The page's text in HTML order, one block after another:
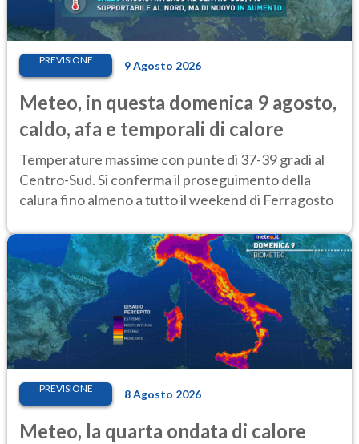
PREVISIONE 9 Agosto 2026
Meteo, in questa domenica 9 agosto,
caldo, afa e temporali di calore
Temperature massime con punte di 37-39 gradi al
Centro-Sud. Si conferma il proseguimento della
calura fino almeno a tutto il weekend di Ferragosto
PREVISIONE 8 Agosto 2026
Meteo, la quarta ondata di calore